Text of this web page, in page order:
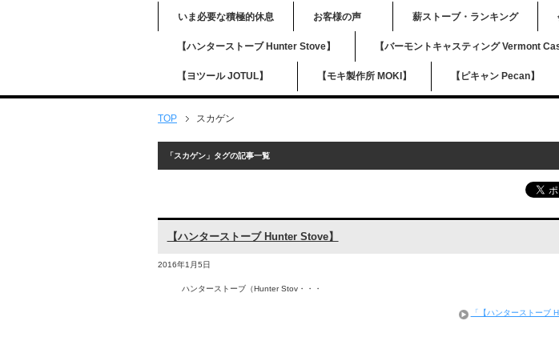
いま必要な積極的休息 お客様の声 薪ストーブ・ランキング
【ハンターストーブ Hunter Stove】 【バーモントキャスティング Vermont
【ヨツール JOTUL】 【モキ製作所 MOKI】 【ピキャン Pecan】
TOP スカゲン
「スカゲン」タグの記事一覧
【ハンターストーブ Hunter Stove】
2016年1月5日
ハンターストーブ（Hunter Stov・・・
「【ハンターストーブ